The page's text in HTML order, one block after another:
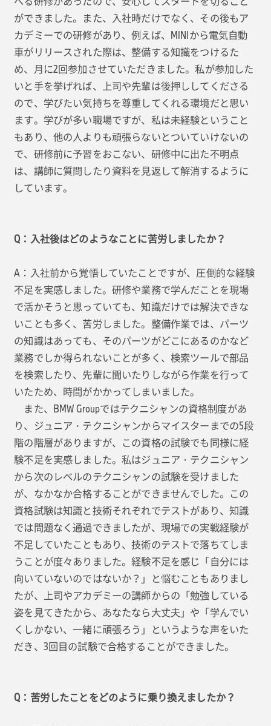
ができました。また、入社時だけでなく、その後もア
カデミーでの研修があり、例えば、MINIから電気自動
車がリリースされた際は、整備する知識をつけるた
め、月に2回参加させていただきました。私が参加した
いと手を挙げれば、上司や先輩は後押ししてくださる
ので、学びたい気持ちを尊重してくれる環境だと思い
ます。学びが多い職場ですが、私は未経験ということ
もあり、他の人よりも頑張らないとついていけないの
で、研修前に予習をおこない、研修中に出た不明点
は、講師に質問したり資料を見返して解消するように
しています。
Q：入社後はどのようなことに苦労しましたか？
A：入社前から覚悟していたことですが、圧倒的な経験
不足を実感しました。研修や業務で学んだことを現場
で活かそうと思っていても、知識だけでは解決できな
いことも多く、苦労しました。整備作業では、パーツ
の知識はあっても、そのパーツがどこにあるのかなど
業務でしか得られないことが多く、検索ツールで部品
を検索したり、先輩に聞いたりしながら作業を行って
いたため、時間がかかってしまいました。
また、BMW Groupではテクニシャンの資格制度があ
り、ジュニア・テクニシャンからマイスターまでの5段
階の階層がありますが、この資格の試験でも同様に経
験不足を実感しました。私はジュニア・テクニシャン
から次のレベルのテクニシャンの試験を受けました
が、なかなか合格することができませんでした。この
資格試験は知識と技術それぞれでテストがあり、知識
では問題なく通過できましたが、現場での実戦経験が
不足していたこともあり、技術のテストで落ちてしま
うことが度々ありました。経験不足を感じ「自分には
向いていないのではないか？」と悩むこともありまし
たが、上司やアカデミーの講師からの「勉強している
姿を見てきたから、あなたなら大丈夫」や「学んでい
くしかない、一緒に頑張ろう」というような声をいた
だき、3回目の試験で合格することができました。
Q：苦労したことをどのように乗り換えましたか？